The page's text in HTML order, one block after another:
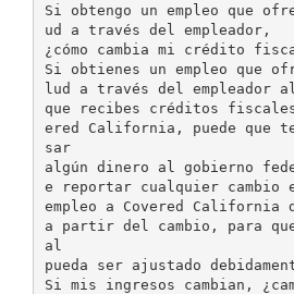
Si obtengo un empleo que
ud a través del empleador,
¿cómo cambia mi crédito
Si obtienes un empleo que
lud a través del empleador al
que recibes créditos
ered California, puede que
sar
algún dinero al gobierno
e reportar cualquier cambio
empleo a Covered California
a partir del cambio, para
al
pueda ser ajustado
Si mis ingresos cambian,